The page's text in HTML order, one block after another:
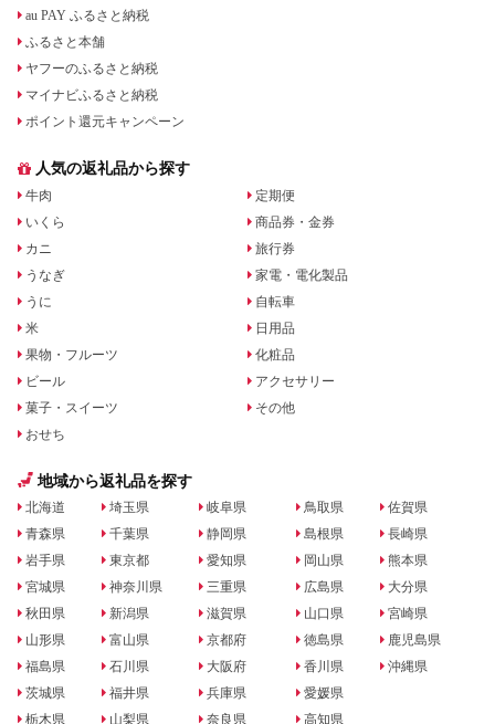
au PAY ふるさと納税
ふるさと本舗
ヤフーのふるさと納税
マイナビふるさと納税
ポイント還元キャンペーン
人気の返礼品から探す
牛肉
いくら
カニ
うなぎ
うに
米
果物・フルーツ
ビール
菓子・スイーツ
おせち
定期便
商品券・金券
旅行券
家電・電化製品
自転車
日用品
化粧品
アクセサリー
その他
地域から返礼品を探す
北海道
青森県
岩手県
宮城県
秋田県
山形県
福島県
茨城県
栃木県
埼玉県
千葉県
東京都
神奈川県
新潟県
富山県
石川県
福井県
山梨県
岐阜県
静岡県
愛知県
三重県
滋賀県
京都府
大阪府
兵庫県
奈良県
鳥取県
島根県
岡山県
広島県
山口県
徳島県
香川県
愛媛県
高知県
佐賀県
長崎県
熊本県
大分県
宮崎県
鹿児島県
沖縄県